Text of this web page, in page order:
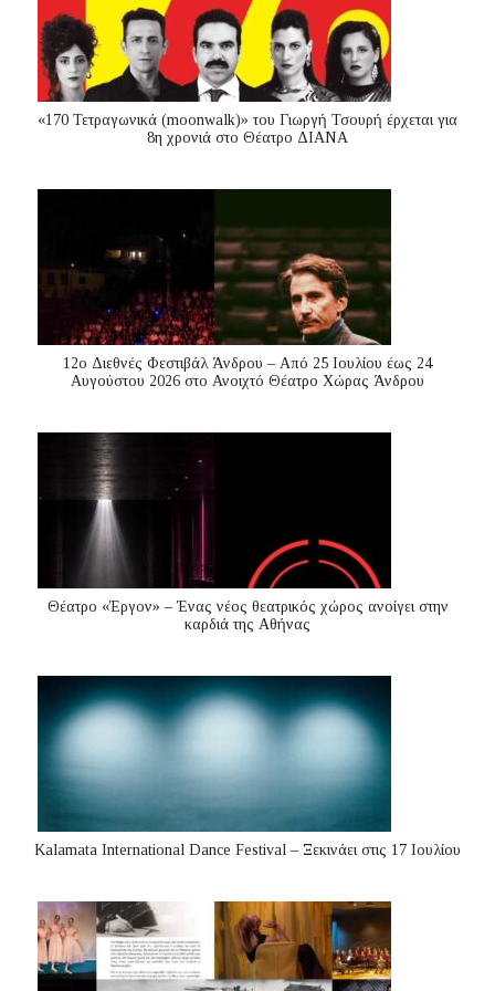
«170 Τετραγωνικά (moonwalk)» του Γιωργή Τσουρή έρχεται για
8η χρονιά στο Θέατρο ΔΙΑΝΑ
12ο Διεθνές Φεστιβάλ Άνδρου – Από 25 Ιουλίου έως 24
Αυγούστου 2026 στο Ανοιχτό Θέατρο Χώρας Άνδρου
Θέατρο «Έργον» – Ένας νέος θεατρικός χώρος ανοίγει στην
καρδιά της Αθήνας
Kalamata International Dance Festival – Ξεκινάει στις 17 Ιουλίου